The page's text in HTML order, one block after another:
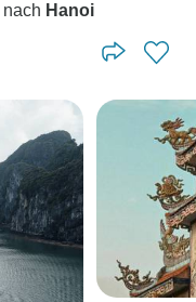
nach Hanoi